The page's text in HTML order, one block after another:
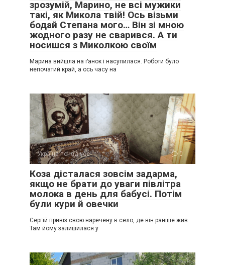
зрозумій, Марино, не всі мужики
такі, як Микола твій! Ось візьми
бодай Степана мого… Він зі мною
жодного разу не сварився. А ти
носишся з Миколкою своїм
Марина вийшла на ґанок і насупилася. Роботи було
непочатий край, а ось часу на
Україна понад усе 0
Коза дісталася зовсім задарма,
якщо не брати до уваги півлітра
молока в день для бабусі. Потім
були кури й овечки
Сергій привіз свою наречену в село, де він раніше жив.
Там йому залишилася у